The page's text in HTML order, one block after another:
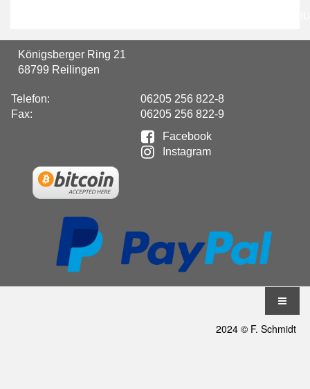
Königsberger Ring 21
68799 Reilingen
Telefon:
06205 256 822-8
Fax:
06205 256 822-9
 Facebook
 Instagram
2024 © F. Schmidt